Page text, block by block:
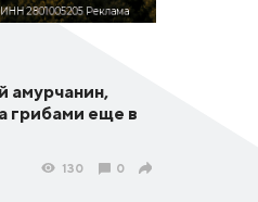
амурчанин,
грибами еще в
130 0